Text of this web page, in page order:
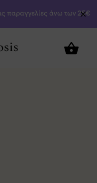
παραγγελίες άνω των 25€